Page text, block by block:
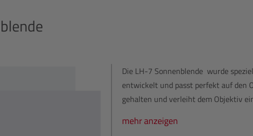
Die LH-7 Sonnenblende wurde
entwickelt und passt perfekt auf den
gehalten und verleiht dem Objektiv
mehr anzeigen